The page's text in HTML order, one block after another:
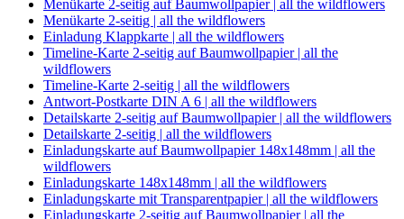
Menükarte 2-seitig auf Baumwollpapier | all the wildflowers
Menükarte 2-seitig | all the wildflowers
Einladung Klappkarte | all the wildflowers
Timeline-Karte 2-seitig auf Baumwollpapier | all the
wildflowers
Timeline-Karte 2-seitig | all the wildflowers
Antwort-Postkarte DIN A 6 | all the wildflowers
Detailskarte 2-seitig auf Baumwollpapier | all the wildflowers
Detailskarte 2-seitig | all the wildflowers
Einladungskarte auf Baumwollpapier 148x148mm | all the
wildflowers
Einladungskarte 148x148mm | all the wildflowers
Einladungskarte mit Transparentpapier | all the wildflowers
Einladungskarte 2-seitig auf Baumwollpapier | all the